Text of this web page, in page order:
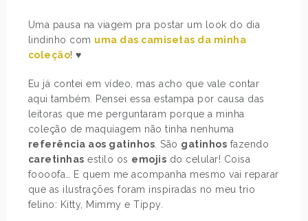
Uma pausa na viagem pra postar um look do dia
lindinho com uma das camisetas da minha
coleção! ♥
Eu já contei em vídeo, mas acho que vale contar
aqui também. Pensei essa estampa por causa das
leitoras que me perguntaram porque a minha
coleção de maquiagem não tinha nenhuma
referência aos gatinhos . São gatinhos fazendo
caretinhas estilo os emojis do celular! Coisa
foooofa… E quem me acompanha mesmo vai reparar
que as ilustrações foram inspiradas no meu trio
felino: Kitty, Mimmy e Tippy.
POST ANTERIOR
ESTILO: KATHERINE HEIGL
PRÓXIMO POST